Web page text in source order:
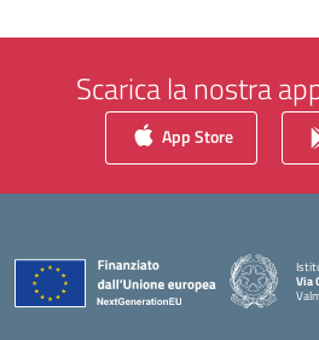
Scarica la nostra
App Store
Via